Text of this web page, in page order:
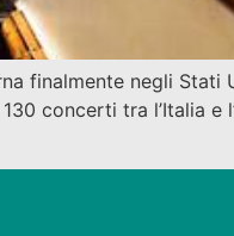
finalmente negli Stati
concerti tra l’Italia e